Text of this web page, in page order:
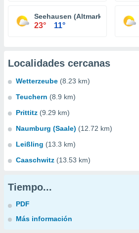
Seehausen (Altmark)
23° 11°
Localidades cercanas
Wetterzeube (8.23 km)
Teuchern (8.9 km)
Prittitz (9.29 km)
Naumburg (Saale) (12.72 km)
Leißling (13.3 km)
Caaschwitz (13.53 km)
Tiempo...
PDF
Más información